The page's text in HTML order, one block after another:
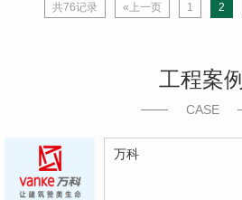
共76记录 «上一页 1 2
工程案例
CASE
万科